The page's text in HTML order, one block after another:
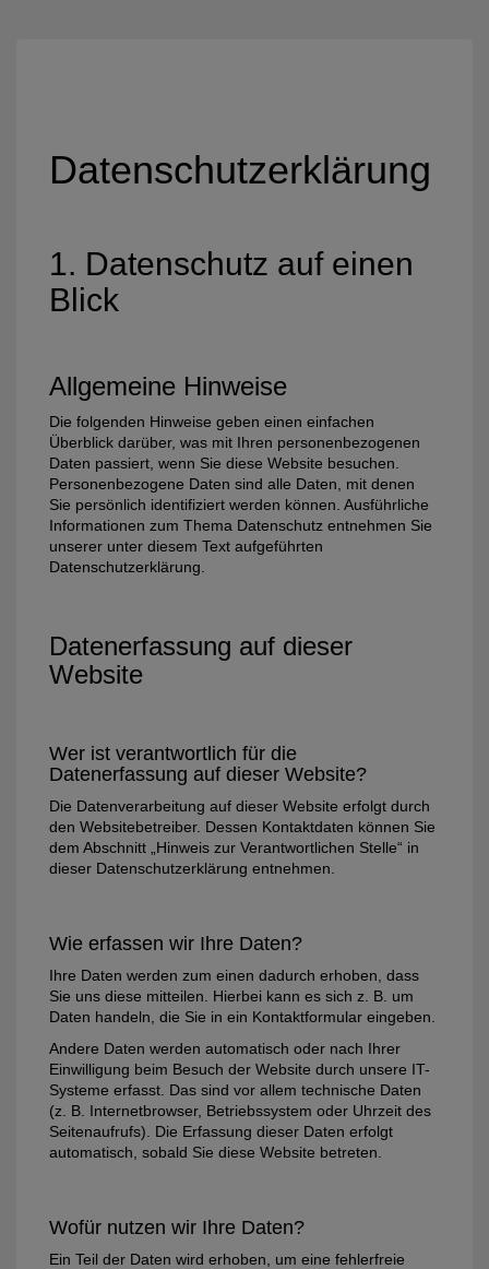
Datenschutz­erklärung
1. Datenschutz auf einen
Blick
Allgemeine Hinweise
Die folgenden Hinweise geben einen einfachen
Überblick darüber, was mit Ihren personenbezogenen
Daten passiert, wenn Sie diese Website besuchen.
Personenbezogene Daten sind alle Daten, mit denen
Sie persönlich identifiziert werden können. Ausführliche
Informationen zum Thema Datenschutz entnehmen Sie
unserer unter diesem Text aufgeführten
Datenschutzerklärung.
Datenerfassung auf dieser
Website
Wer ist verantwortlich für die
Datenerfassung auf dieser Website?
Die Datenverarbeitung auf dieser Website erfolgt durch
den Websitebetreiber. Dessen Kontaktdaten können Sie
dem Abschnitt „Hinweis zur Verantwortlichen Stelle“ in
dieser Datenschutzerklärung entnehmen.
Wie erfassen wir Ihre Daten?
Ihre Daten werden zum einen dadurch erhoben, dass
Sie uns diese mitteilen. Hierbei kann es sich z. B. um
Daten handeln, die Sie in ein Kontaktformular eingeben.
Andere Daten werden automatisch oder nach Ihrer
Einwilligung beim Besuch der Website durch unsere IT-
Systeme erfasst. Das sind vor allem technische Daten
(z. B. Internetbrowser, Betriebssystem oder Uhrzeit des
Seitenaufrufs). Die Erfassung dieser Daten erfolgt
automatisch, sobald Sie diese Website betreten.
Wofür nutzen wir Ihre Daten?
Ein Teil der Daten wird erhoben, um eine fehlerfreie